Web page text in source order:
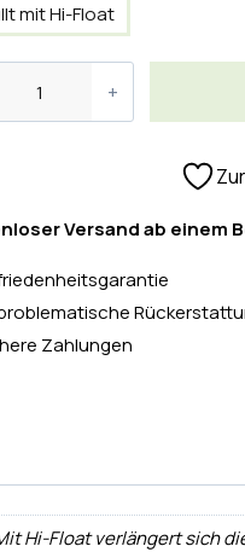
mit Hi-Float
Versand ab einem
Zahlungen
Hi-Float verlängert sich